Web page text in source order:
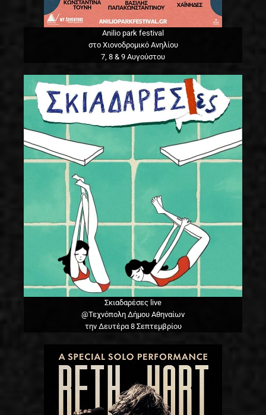
Anilio park festival
στο Χιονοδρομικό Ανηλίου
7, 8 & 9 Αυγούστου
Σκιαδαρέσες live
@Τεχνόπολη Δήμου Αθηναίων
την Δευτέρα 8 Σεπτεμβρίου